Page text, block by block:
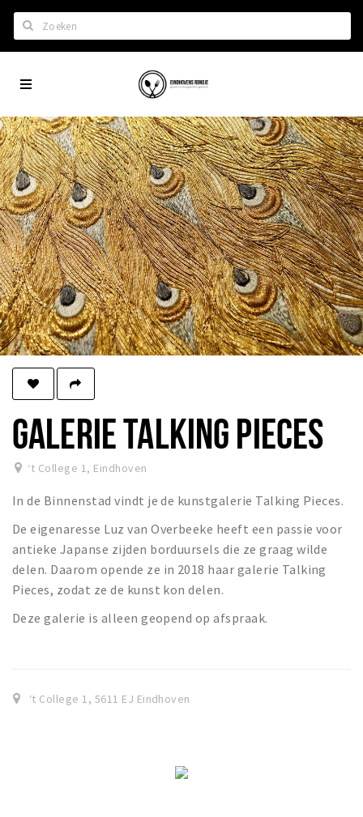
Home
Het laatste nieuws in Eindhoven
Lijstjes met Eindhoven tips
Roddels...
Restaurants en meer
Agenda
Hotels
Eindhovense Rondjes
Te koop en te huur
Winkels
Aanbiedingen
Ook reclame maken?
Over Eindhovens Rondje
Inloggen
City
GALERIE TALKING PIECES
‘t College 1, Eindhoven
In de Binnenstad vindt je de kunstgalerie Talking Pieces.
De eigenaresse Luz van Overbeeke heeft een passie voor
antieke Japanse zijden borduursels die ze graag wilde
delen. Daarom opende ze in 2018 haar galerie Talking
Pieces, zodat ze de kunst kon delen.
Deze galerie is alleen geopend op afspraak.
‘t College 1, 5611 EJ Eindhoven